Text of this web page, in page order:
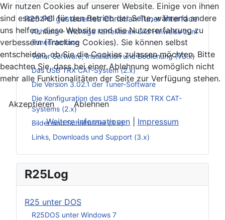
R25 PC gesteuertes Christian Tuner Interface
Achtung – Wichtige Korrekturen und Hinweise zum
Tunerinterface
Tuner Software, Installation und Bedienung (V3.x)
Das USB TRX CAT-System (2.x)
Die Version 3.02.1 der Tuner-Software
Die Konfiguration des USB und SDR TRX CAT-
Systems (2.x)
Bilder und Schaltbilder (3.x)
Links, Downloads und Support (3.x)
R25Log
R25 unter DOS
R25DOS unter Windows 7
Wir nutzen Cookies auf unserer Website. Einige von ihnen
sind essenziell für den Betrieb der Seite, während andere
uns helfen, diese Website und die Nutzererfahrung zu
verbessern (Tracking Cookies). Sie können selbst
entscheiden, ob Sie die Cookies zulassen möchten. Bitte
beachten Sie, dass bei einer Ablehnung womöglich nicht
mehr alle Funktionalitäten der Seite zur Verfügung stehen.
Akzeptieren
Ablehnen
Weitere Informationen
Impressum